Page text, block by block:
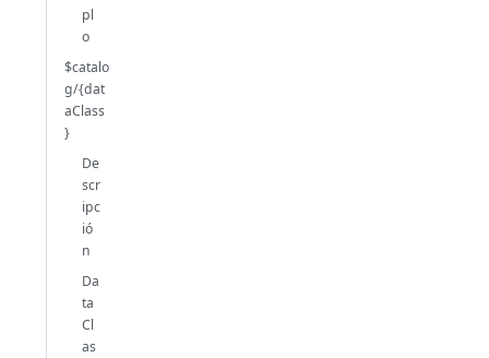
pl
o
$catalo
g/{dat
aClass
}
De
scr
ipc
ió
n
Da
ta
Cl
as